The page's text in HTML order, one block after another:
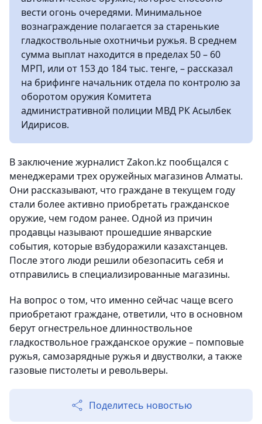
вести огонь очередями. Минимальное
вознаграждение полагается за старенькие
гладкоствольные охотничьи ружья. В среднем
сумма выплат находится в пределах 50 – 60
МРП, или от 153 до 184 тыс. тенге, – рассказал
на брифинге начальник отдела по контролю за
оборотом оружия Комитета
административной полиции МВД РК Асылбек
Идирисов.
В заключение журналист Zakon.kz пообщался с
менеджерами трех оружейных магазинов Алматы.
Они рассказывают, что граждане в текущем году
стали более активно приобретать гражданское
оружие, чем годом ранее. Одной из причин
продавцы называют прошедшие январские
события, которые взбудоражили казахстанцев.
После этого люди решили обезопасить себя и
отправились в специализированные магазины.
На вопрос о том, что именно сейчас чаще всего
приобретают граждане, ответили, что в основном
берут огнестрельное длинноствольное
гладкоствольное гражданское оружие – помповые
ружья, самозарядные ружья и двустволки, а также
газовые пистолеты и револьверы.
Поделитесь новостью